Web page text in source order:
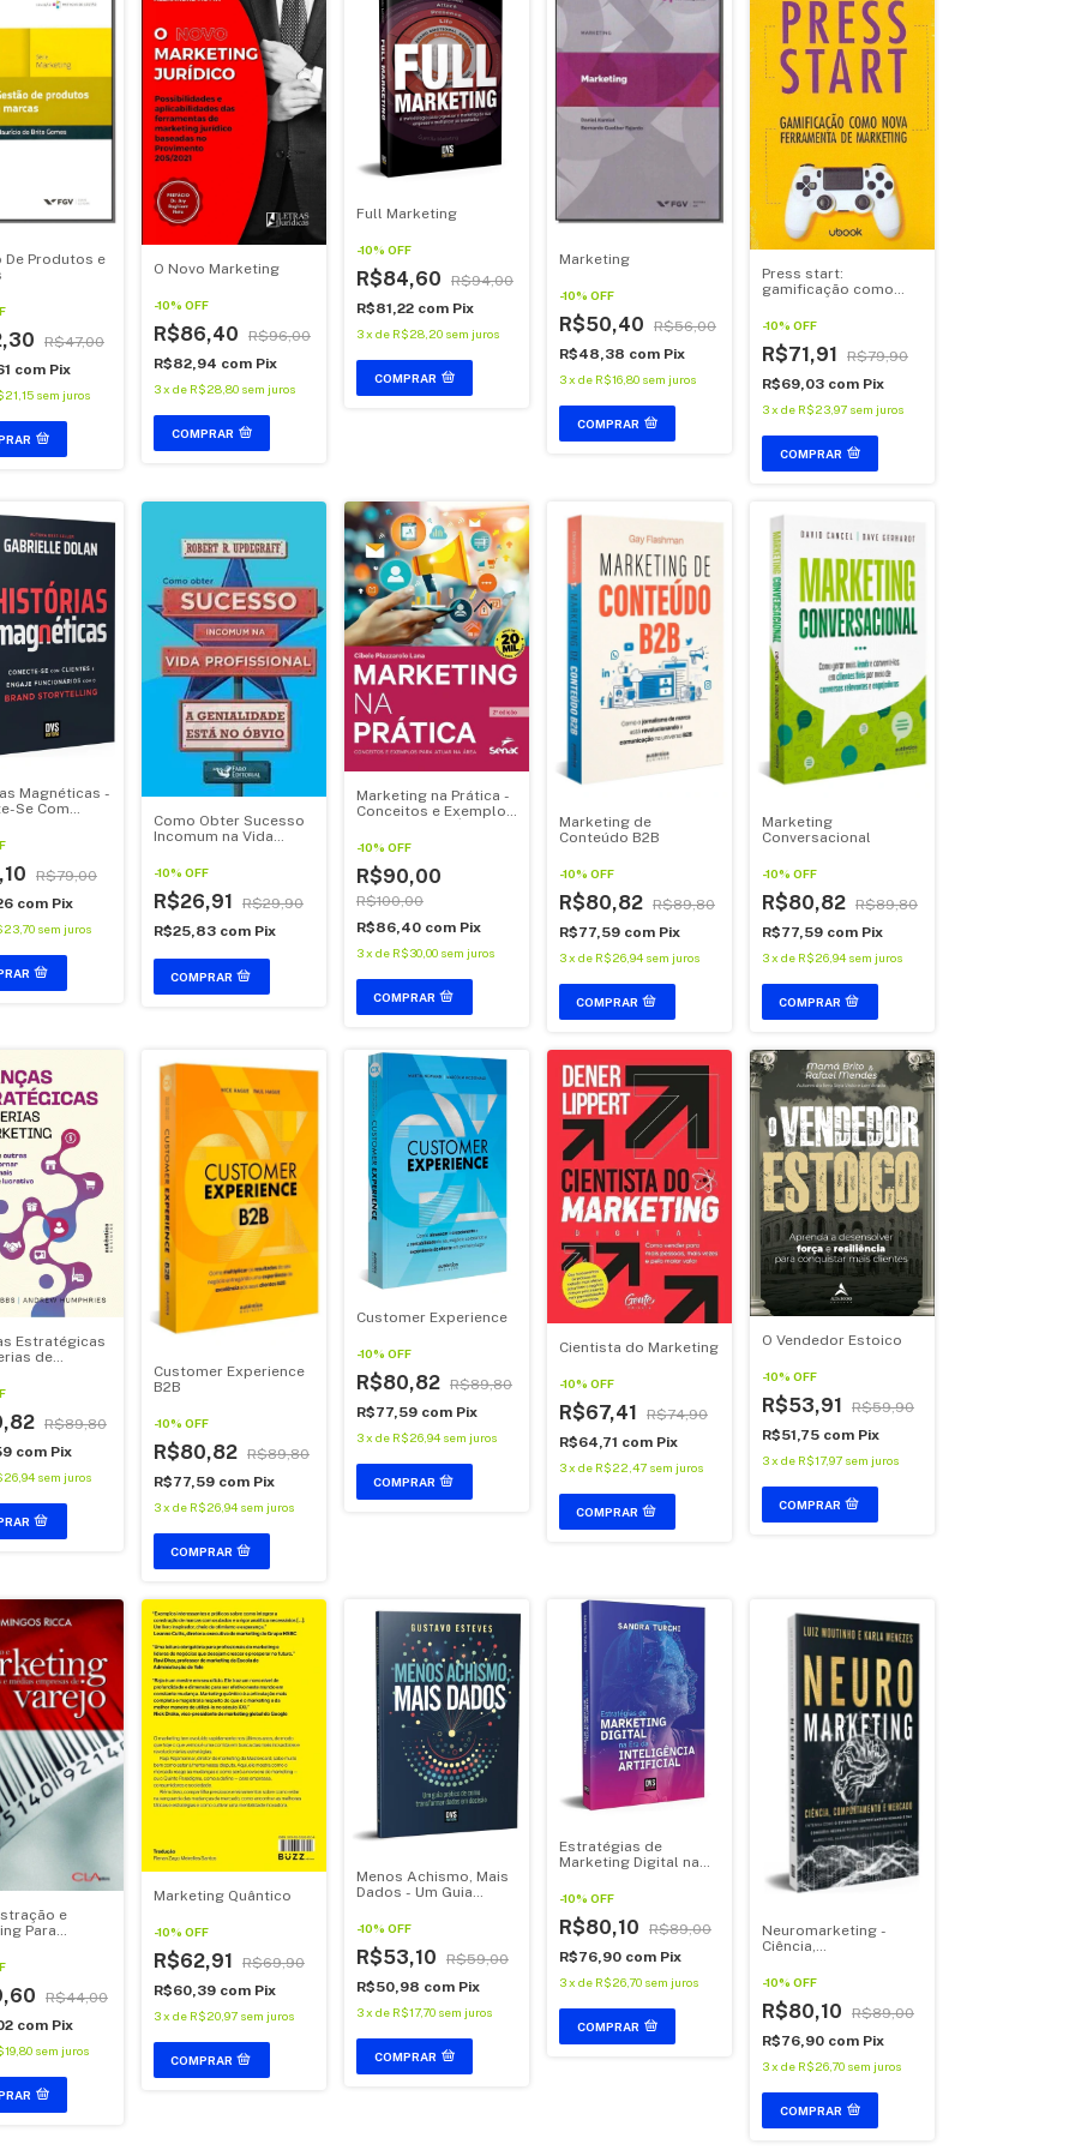
De Produtos e
R$47,00
com Pix
sem juros
O Novo Marketing
-10% OFF
R$86,40
R$96,00
R$82,94 com Pix
3x de R$28,80 sem juros
COMPRAR
Full Marketing
-10% OFF
R$84,60
R$94,00
R$81,22 com Pix
3x de R$28,20 sem juros
COMPRAR
Marketing
-10% OFF
R$50,40
R$56,00
R$48,38 com Pix
3x de R$16,80 sem juros
COMPRAR
Press start:
gamificação como
marketing
-10% OFF
R$71,91
R$79,90
R$69,03 com Pix
3x de R$23,97 sem juros
COMPRAR
Magnéticas -
Se Com
Com o
R$79,00
com Pix
sem juros
Como Obter Sucesso
Incomum na Vida
-10% OFF
R$26,91
R$29,90
R$25,83 com Pix
Marketing na Prática -
Conceitos e Exemplos
-10% OFF
R$90,00
R$100,00
R$86,40 com Pix
3x de R$30,00 sem juros
Marketing de
Conteúdo B2B
-10% OFF
R$80,82 R$89,80
R$77,59 com Pix
3x de R$26,94 sem juros
Marketing
Conversacional
-10% OFF
R$80,82 R$89,80
R$77,59 com Pix
3x de R$26,94 sem juros
Estratégicas
de
R$89,80
com Pix
sem juros
Customer Experience
B2B
-10% OFF
R$80,82 R$89,80
R$77,59 com Pix
3x de R$26,94 sem juros
Customer Experience
-10% OFF
R$80,82 R$89,80
R$77,59 com Pix
3x de R$26,94 sem juros
Cientista do Marketing
-10% OFF
R$67,41
R$74,90
R$64,71 com Pix
3x de R$22,47 sem juros
O Vendedor Estoico
-10% OFF
R$53,91
R$59,90
R$51,75 com Pix
3x de R$17,97 sem juros
e
Para
de Varejo
R$44,00
com Pix
sem juros
Marketing Quântico
-10% OFF
R$62,91
R$69,90
R$60,39 com Pix
3x de R$20,97 sem juros
Menos Achismo, Mais
Dados - Um Guia
Transformar Dados
-10% OFF
R$53,10
R$59,00
R$50,98 com Pix
3x de R$17,70 sem juros
COMPRAR
Estratégias de
Marketing Digital na
Artificial
-10% OFF
R$80,10
R$89,00
R$76,90 com Pix
3x de R$26,70 sem juros
COMPRAR
Neuromarketing -
Ciência,
Mercado
-10% OFF
R$80,10
R$89,00
R$76,90 com Pix
3x de R$26,70 sem juros
COMPRAR